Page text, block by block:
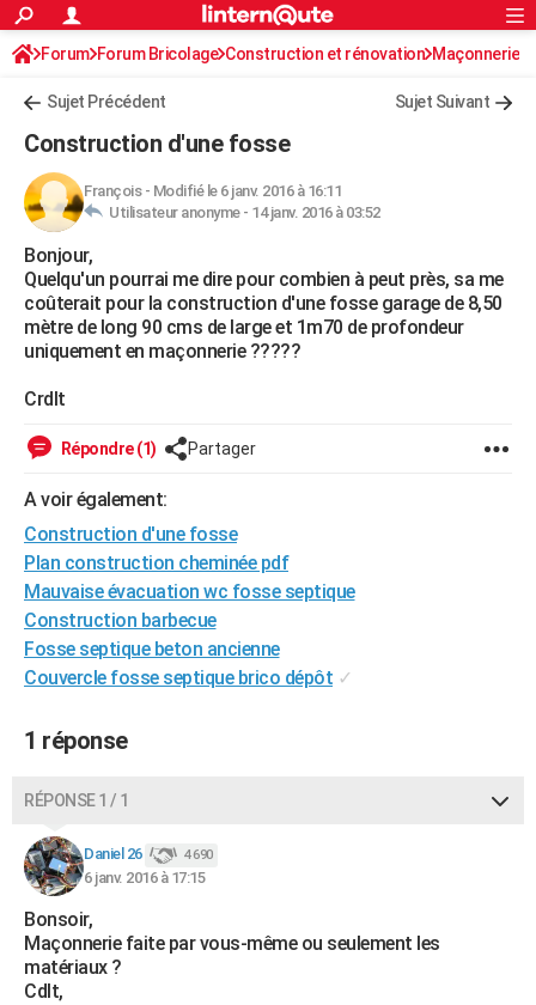
ACTUALITÉS
Politique
Société
Faits Divers
Education
Monde
Villes
+
FINANCE
Retraite
Impôts
Epargne
Immobilier
Risques naturels par ville
Banque
Assurance
Crédit
AUTO
Essais
Réserver un essai
Citadines
Berlines
SUV
Forum auto
+HIGH-TECH
Mobiles
Meilleur smartphone
Internet
Ordinateurs
Jeux vidéo
Guide high-tech
+BRICOLAGE
Forum
Aménagement intérieur
Extérieur
Cuisine
Salle de bains
Jardinage
Rangement
Art de vivre
Bien-être
Loisirs
Mode
Modes de vie
Alimentation
Guide de la santé
Maladies
Médicaments
Sommeil
Destinations
City break
Voyage nature
Voyage de noces
Forum
Climat
+PHOTO
GUIDES D'ACHAT
BONS PLANS
Carte de Noël
Carte Bonne année
Carte Saint-Valentin
Carte Pâques
Carte d'anniversaire
DICTIONNAIRE
Dictionnaire
Biographies
Citations
Expressions
Proverbes
PROGRAMME TV
COPAINS D'AVANT
S'inscrire
Se connecter
Lycées
Collèges
Primaires
Universités
Entreprises
Service militaire
Avis de recherche
FORUM
Bricolage
Lifestyle
Culture
Sport
Auto
Television
Voyage
Cinema
Rechercher
S'inscrire
Connexion
Forum Forum Bricolage Construction et rénovation Maçonnerie
Sujet Précédent Sujet Suivant
Construction d'une fosse
François- Modifié le 6 janv. 2016 à 16:11
Utilisateur anonyme - 14 janv. 2016 à 03:52
Bonjour,
Quelqu'un pourrai me dire pour combien à peut près, sa me
coûterait pour la construction d'une fosse garage de 8,50
mètre de long 90 cms de large et 1m70 de profondeur
uniquement en maçonnerie ?????
Crdlt
Répondre (1) Partager
A voir également:
Construction d'une fosse
Plan construction cheminée pdf
Mauvaise évacuation wc fosse septique
Construction barbecue
Fosse septique beton ancienne
Couvercle fosse septique brico dépôt ✓
1 réponse
RÉPONSE 1 / 1
Daniel 26 4 690
6 janv. 2016 à 17:15
Bonsoir,
Maçonnerie faite par vous-même ou seulement les
matériaux ?
Cdlt,